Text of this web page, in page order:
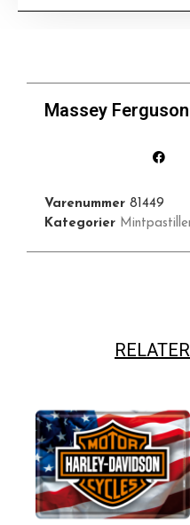
Massey
Varenummer 81449
Kategorier